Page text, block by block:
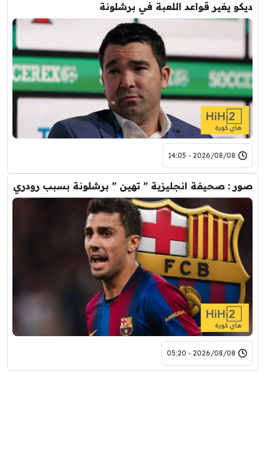
ديكو يغير قواعد اللعبة في برشلونة
2026/08/08 - 14:05
صور : صحيفة انجليزية ” تهين ” برشلونة بسبب رودري
2026/08/08 - 05:20